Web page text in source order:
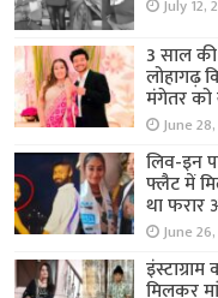
July 12,
3 साल
लोहागढ़
मंगेतर
June
लिव-इन
फ्लैट में
था
June
मिलकर